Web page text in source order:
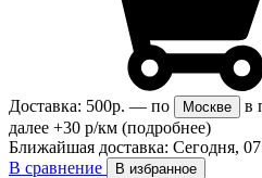
Доставка: 500р. — по Москве
в
далее +30 р/км (подробнее)
Ближайшая доставка: Сегодня,
В сравнение
В избранное